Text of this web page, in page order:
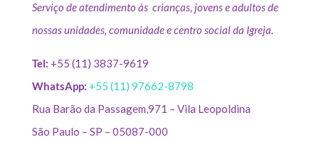
Serviço de atendimento às crianças, jovens e adultos de
nossas unidades, comunidade e centro social da Igreja.
Tel: +55 (11) 3837-9619
WhatsApp: +55 (11) 97662-8798
Rua Barão da Passagem,971 – Vila Leopoldina
São Paulo – SP – 05087-000